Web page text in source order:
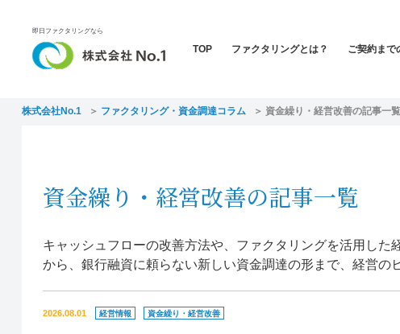
即日ファクタリングなら
TOP ファクタリングとは？ ご契約まで
株式会社No.1 ファクタリング・資金調達コラム 資金繰り・経営改善の記事一覧
資金繰り・経営改善の記事一覧
キャッシュフローの改善方法や、ファクタリングを活用し
から、銀行融資に頼らない新しい資金調達の形まで、経営の
2026.08.01 経営情報 資金繰り・経営改善